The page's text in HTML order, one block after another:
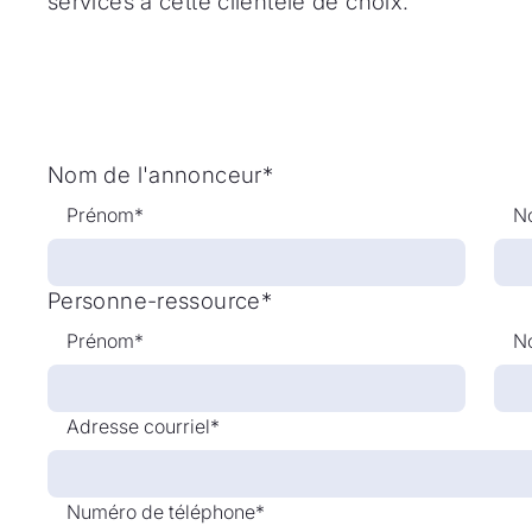
Nom de l'annonceur*
Prénom*
Personne-ressource*
Prénom*
Adresse courriel*
Numéro de téléphone*